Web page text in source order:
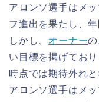
アロンソ選手はメ
フ進出を果たし、
しかし、 オーナー
い目標を掲げてお
時点では期待外れと
アロンソ選手はメ